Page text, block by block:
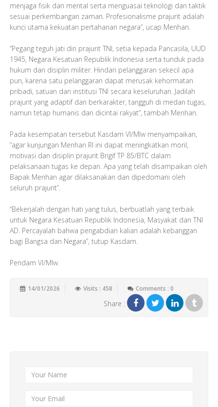
menjaga fisik dan mental serta menguasai teknologi dan taktik
sesuai perkembangan zaman. Profesionalisme prajurit adalah
kunci utama kekuatan pertahanan negara”, ucap Menhan.
“Pegang teguh jati diri prajurit TNI, setia kepada Pancasila, UUD
1945, Negara Kesatuan Republik Indonesia serta tunduk pada
hukum dan disiplin militer. Hindari pelanggaran sekecil apa
pun, karena satu pelanggaran dapat merusak kehormatan
pribadi, satuan dan institusi TNI secara keseluruhan. Jadilah
prajurit yang adaptif dan berkarakter, tangguh di medan tugas,
namun tetap humanis dan dicintai rakyat”, tambah Menhan.
Pada kesempatan tersebut Kasdam VI/Mlw menyampaikan,
“agar kunjungan Menhan RI ini dapat meningkatkan moril,
motivasi dan disiplin prajurit Brigif TP 85/BTC dalam
pelaksanaan tugas ke depan. Apa yang telah disampaikan oleh
Bapak Menhan agar dilaksanakan dan dipedomani oleh
seluruh prajurit”.
“Bekerjalah dengan hati yang tulus, berbuatlah yang terbaik
untuk Negara Kesatuan Republik Indonesia, Masyakat dan TNI
AD. Percayalah bahwa pengabdian kalian adalah kebanggan
bagi Bangsa dan Negara”, tutup Kasdam.
Pendam VI/Mlw.
14/01/2026 Visits : 458 Comments : 0
Share :